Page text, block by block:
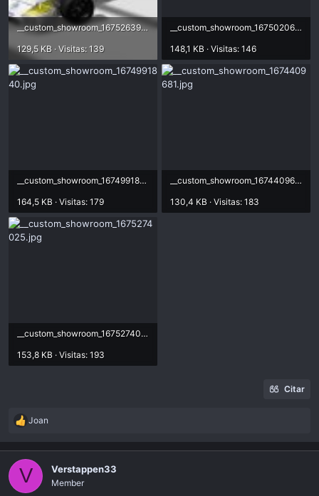
__custom_showroom_1675263983.jpg
129,5 KB · Visitas: 139
__custom_showroom_1675020675.jpg
148,1 KB · Visitas: 146
__custom_showroom_1674991840.jpg
164,5 KB · Visitas: 179
__custom_showroom_1674409681.jpg
130,4 KB · Visitas: 183
__custom_showroom_1675274025.jpg
153,8 KB · Visitas: 193
Citar
R
a
c
i
Joan
V Verstappen33
Member